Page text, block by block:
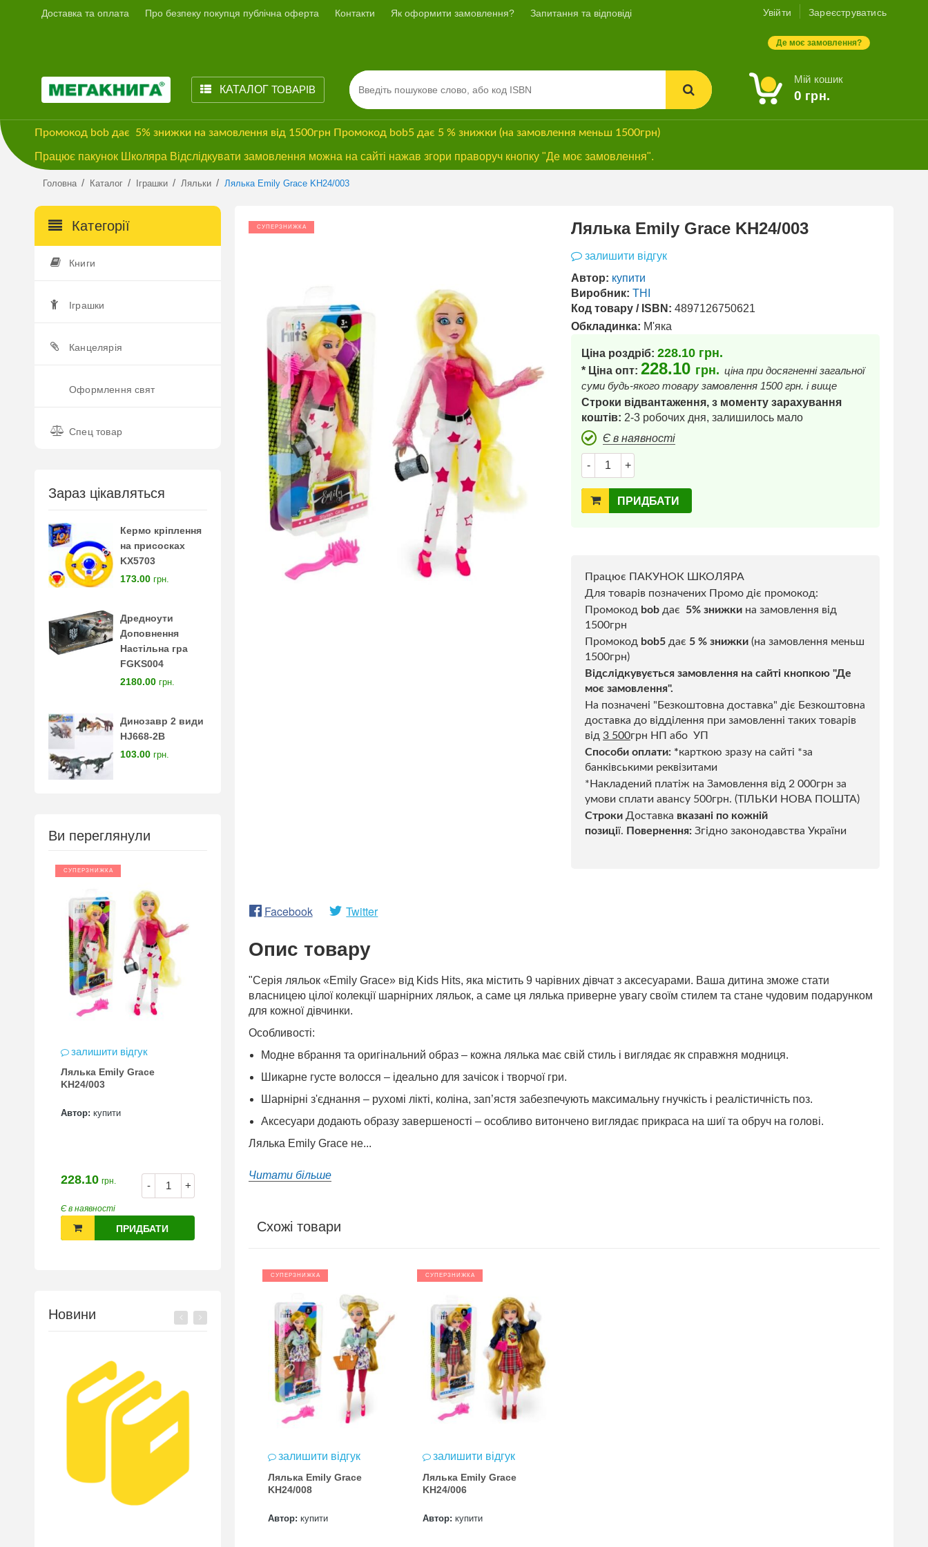
Доставка та оплата Про безпеку покупця публічна оферта Контакти Як оформити замовлення? Запитання та відповіді Увійти Зареєструватись
Де моє замовлення?
КАТАЛОГТОВАРІВ
Мій кошик
0 грн.
Промокод bob дає 5% знижки на замовлення від 1500грн Промокод bob5 дає 5 % знижки (на замовлення меньш 1500грн)
Працює пакунок Школяра Відслідкувати замовлення можна на сайті нажав згори праворуч кнопку "Де моє замовлення".
Головна / Каталог / Іграшки / Ляльки / Лялька Emily Grace KH24/003
Категорії
Книги
Іграшки
Канцелярія
Оформлення свят
Спец товар
Зараз цікавляться
Кермо кріплення
на присосках
KX5703
173.00 грн.
Дредноути
Доповнення
Настільна гра
FGKS004
2180.00 грн.
Динозавр 2 види
HJ668-2B
103.00 грн.
Ви переглянули
СУПЕРЗНИЖКА
залишити відгук
Лялька Emily Grace
KH24/003
Автор: купити
- +
228.10 грн.
Є в наявності
ПРИДБАТИ
Новини
СУПЕРЗНИЖКА Лялька Emily Grace KH24/003
залишити відгук
Автор: купити
Виробник: ТНІ
Код товару / ISBN: 4897126750621
Обкладинка: М'яка
Ціна роздріб: 228.10 грн.
* Ціна опт: 228.10 грн. ціна при досягненні загальної
суми будь-якого товару замовлення 1500 грн. і вище
Строки відвантаження, з моменту зарахування
коштів: 2-3 робочих дня, залишилось мало
Є в наявності
- +
ПРИДБАТИ
Працює ПАКУНОК ШКОЛЯРА
Для товарів позначених Промо діє промокод:
Промокод bob дає 5% знижки на замовлення від
1500грн
Промокод bob5 дає 5 % знижки (на замовлення меньш
1500грн)
Відслідкувується замовлення на сайті кнопкою "Де
моє замовлення".
На позначені "Безкоштовна доставка" діє Безкоштовна
доставка до відділення при замовленні таких товарів
від 3 500грн НП або УП
Способи оплати: *карткою зразу на сайті *за
банківськими реквізитами
*Накладений платіж на Замовлення від 2 000грн за
умови сплати авансу 500грн. (ТІЛЬКИ НОВА ПОШТА)
Строки Доставка вказані по кожній
позиції. Повернення: Згідно законодавства України
Facebook Twitter
Опис товару
"Серія ляльок «Emily Grace» від Kids Hits, яка містить 9 чарівних дівчат з аксесуарами. Ваша дитина зможе стати
власницею цілої колекції шарнірних ляльок, а саме ця лялька приверне увагу своїм стилем та стане чудовим подарунком
для кожної дівчинки.
Особливості:
Модне вбрання та оригінальний образ – кожна лялька має свій стиль і виглядає як справжня модниця.
Шикарне густе волосся – ідеально для зачісок і творчої гри.
Шарнірні з'єднання – рухомі лікті, коліна, зап’ястя забезпечують максимальну гнучкість і реалістичність поз.
Аксесуари додають образу завершеності – особливо витончено виглядає прикраса на шиї та обруч на голові.
Лялька Emily Grace не...
Читати більше
Схожі товари
СУПЕРЗНИЖКА
залишити відгук
Лялька Emily Grace
KH24/008
Автор: купити
СУПЕРЗНИЖКА
залишити відгук
Лялька Emily Grace
KH24/006
Автор: купити